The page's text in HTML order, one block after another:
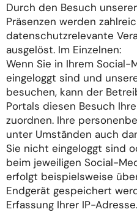
Durch den Besuch
Präsenzen werden
datenschutzrelevante
ausgelöst. Im Einzelnen:
Wenn Sie in Ihrem Social-
eingeloggt sind und
besuchen, kann der
Portals diesen Besuch
zuordnen. Ihre
unter Umständen auch
Sie nicht eingeloggt sind
beim jeweiligen Social-
erfolgt beispielsweise
Endgerät gespeichert
Erfassung Ihrer IP-Adresse.